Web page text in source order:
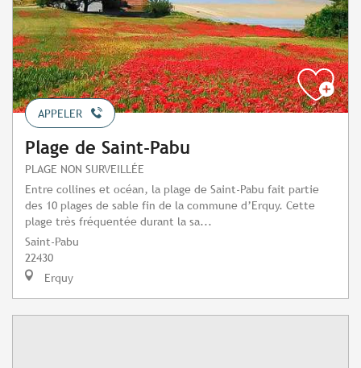
APPELER
Plage de Saint-Pabu
PLAGE NON SURVEILLÉE
Entre collines et océan, la plage de Saint-Pabu fait partie
des 10 plages de sable fin de la commune d’Erquy. Cette
plage très fréquentée durant la sa...
Saint-Pabu
22430
Erquy